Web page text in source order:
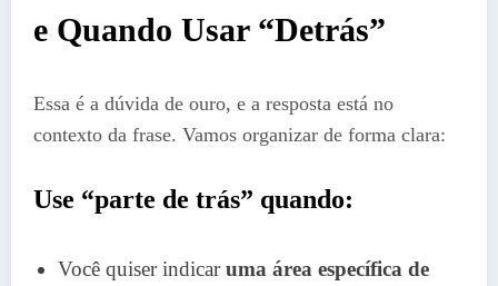
e Quando Usar “Detrás”
Essa é a dúvida de ouro, e a resposta está no
contexto da frase. Vamos organizar de forma clara:
Use “parte de trás” quando:
Você quiser indicaruma área específica de